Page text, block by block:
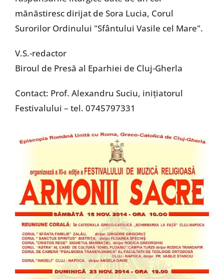
mănăstiresc dirijat de Sora Lucia, Corul
Surorilor Ordinului "Sfântului Vasile cel Mare".
V.S.-redactor
Biroul de Presă al Eparhiei de Cluj-Gherla
Contact: Prof. Alexandru Suciu, iniţiatorul
Festivalului – tel. 0745797331